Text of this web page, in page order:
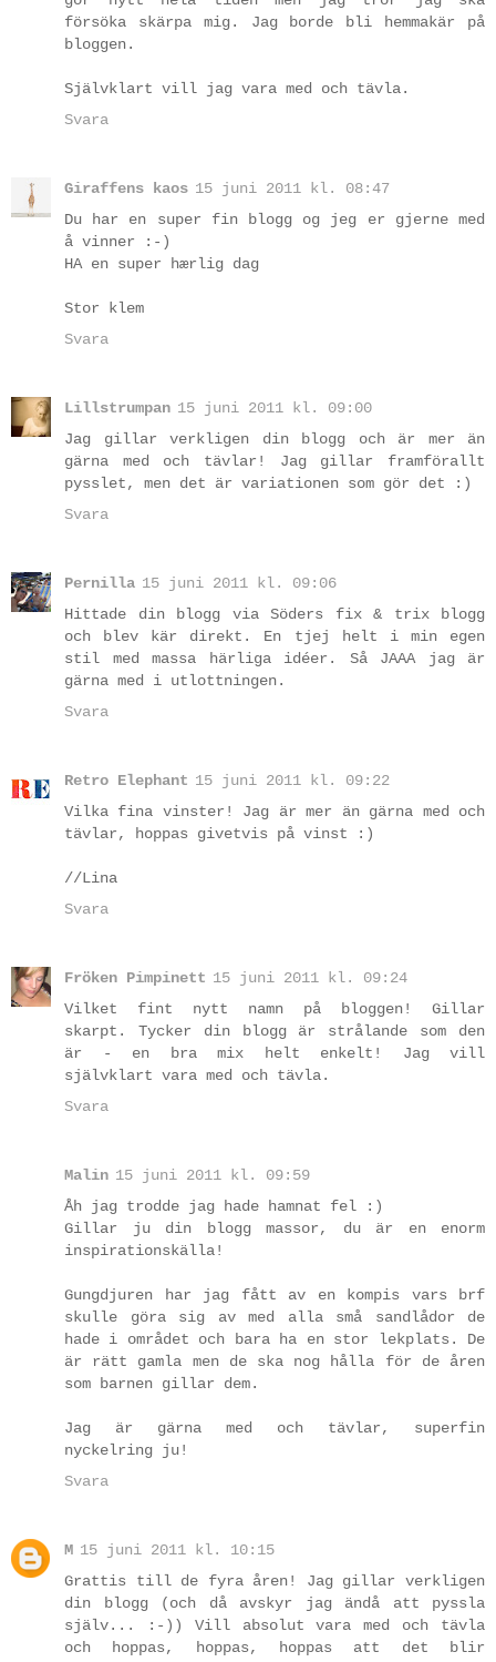
försöka skärpa mig. Jag borde bli hemmakär på
bloggen.
Självklart vill jag vara med och tävla.
Svara
Giraffens kaos 15 juni 2011 kl. 08:47
Du har en super fin blogg og jeg er gjerne med
å vinner :-)
HA en super hærlig dag
Stor klem
Svara
Lillstrumpan 15 juni 2011 kl. 09:00
Jag gillar verkligen din blogg och är mer än
gärna med och tävlar! Jag gillar framförallt
pysslet, men det är variationen som gör det :)
Svara
Pernilla 15 juni 2011 kl. 09:06
Hittade din blogg via Söders fix & trix blogg
och blev kär direkt. En tjej helt i min egen
stil med massa härliga idéer. Så JAAA jag är
gärna med i utlottningen.
Svara
Retro Elephant 15 juni 2011 kl. 09:22
Vilka fina vinster! Jag är mer än gärna med och
tävlar, hoppas givetvis på vinst :)
//Lina
Svara
Fröken Pimpinett 15 juni 2011 kl. 09:24
Vilket fint nytt namn på bloggen! Gillar
skarpt. Tycker din blogg är strålande som den
är - en bra mix helt enkelt! Jag vill
självklart vara med och tävla.
Svara
Malin 15 juni 2011 kl. 09:59
Åh jag trodde jag hade hamnat fel :)
Gillar ju din blogg massor, du är en enorm
inspirationskälla!
Gungdjuren har jag fått av en kompis vars brf
skulle göra sig av med alla små sandlådor de
hade i området och bara ha en stor lekplats. De
är rätt gamla men de ska nog hålla för de åren
som barnen gillar dem.
Jag är gärna med och tävlar, superfin
nyckelring ju!
Svara
M 15 juni 2011 kl. 10:15
Grattis till de fyra åren! Jag gillar verkligen
din blogg (och då avskyr jag ändå att pyssla
själv... :-)) Vill absolut vara med och tävla
och hoppas, hoppas, hoppas att det blir